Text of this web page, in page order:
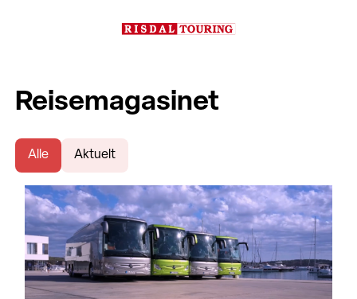
Reisemagasinet
Alle Aktuelt